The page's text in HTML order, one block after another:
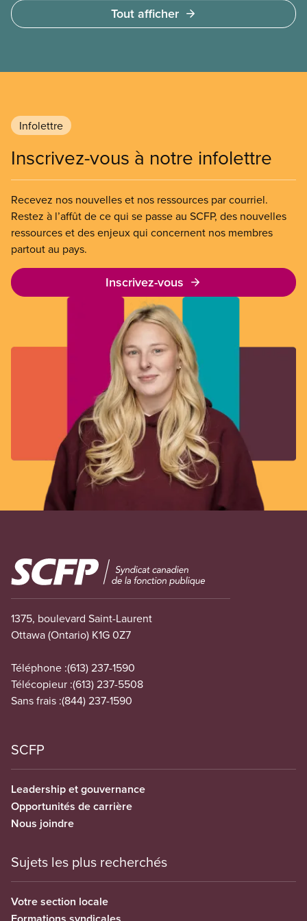
Tout afficher
Infolettre
Inscrivez-vous à notre infolettre
Recevez nos nouvelles et nos ressources par courriel.
Restez à l’affût de ce qui se passe au SCFP, des nouvelles
ressources et des enjeux qui concernent nos membres
partout au pays.
Inscrivez-vous
Image
1375, boulevard Saint-Laurent
Ottawa (Ontario) K1G 0Z7
Téléphone :(613) 237-1590
Télécopieur :(613) 237-5508
Sans frais :(844) 237-1590
SCFP
Leadership et gouvernance
Opportunités de carrière
Nous joindre
Sujets les plus recherchés
Votre section locale